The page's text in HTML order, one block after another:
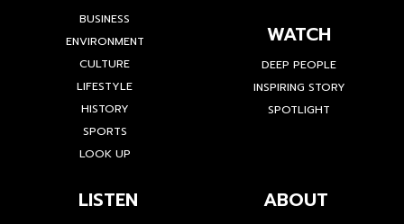
BUSINESS
ENVIRONMENT
CULTURE
LIFESTYLE
HISTORY
SPORTS
LOOK UP
WATCH
DEEP PEOPLE
INSPIRING STORY
SPOTLIGHT
LISTEN ABOUT